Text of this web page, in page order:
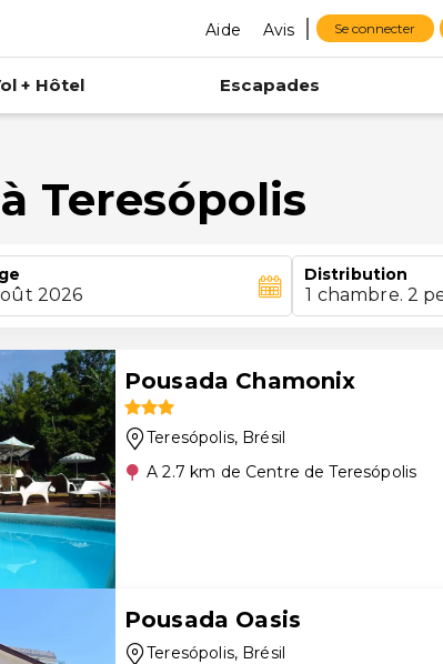
Aide Avis Se connecter
+ Hôtel Escapades
Teresópolis
2026
Distribution
1 chambre. 2
Pousada Chamonix
Teresópolis, Brésil
A 2.7 km de Centre de Teresópolis
Pousada Oasis
Teresópolis, Brésil